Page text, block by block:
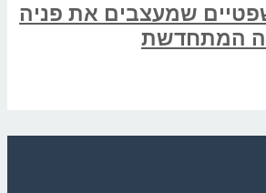
שמעצבים את פניה
המתחדשת